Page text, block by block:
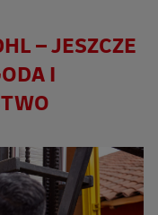
– JESZCZE
I